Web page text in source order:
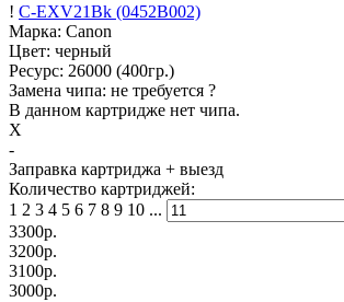
! C-EXV21Bk (0452B002)
Марка: Canon
Цвет: черный
Ресурс: 26000 (400гр.)
Замена чипа: не требуется ?
В данном картридже нет чипа.
X
-
Заправка картриджа + выезд
Количество картриджей:
1 2 3 4 5 6 7 8 9 10 ...
3300р.
3200р.
3100р.
3000р.